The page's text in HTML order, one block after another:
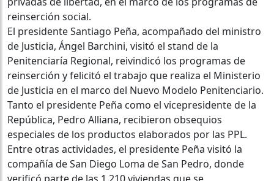
reinserción social.
El presidente Santiago Peña, acompañado del ministro
de Justicia, Ángel Barchini, visitó el stand de la
Penitenciaría Regional, reivindicó los programas de
reinserción y felicitó el trabajo que realiza el Ministerio
de Justicia en el marco del Nuevo Modelo Penitenciario.
Tanto el presidente Peña como el vicepresidente de la
República, Pedro Alliana, recibieron obsequios
especiales de los productos elaborados por las PPL.
Entre otras actividades, el presidente Peña visitó la
compañía de San Diego Loma de San Pedro, donde